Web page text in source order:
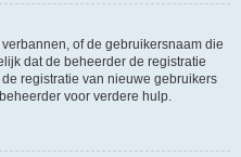
of de gebruikersnaam die
dat de beheerder de registratie
registratie van nieuwe gebruikers
voor verdere hulp.